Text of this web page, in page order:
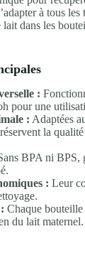
à tous
dans les
:
pour une
: Adaptées
la
BPA ni BPS,
: Leur
Chaque
du lait maternel.